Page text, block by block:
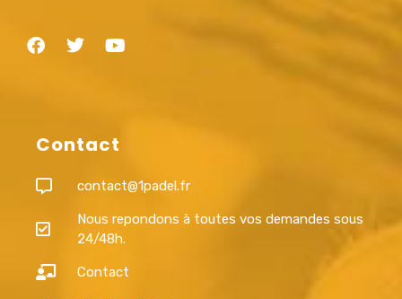
Contact
contact@1padel.fr
Nous repondons à toutes vos demandes sous
24/48h.
Contact